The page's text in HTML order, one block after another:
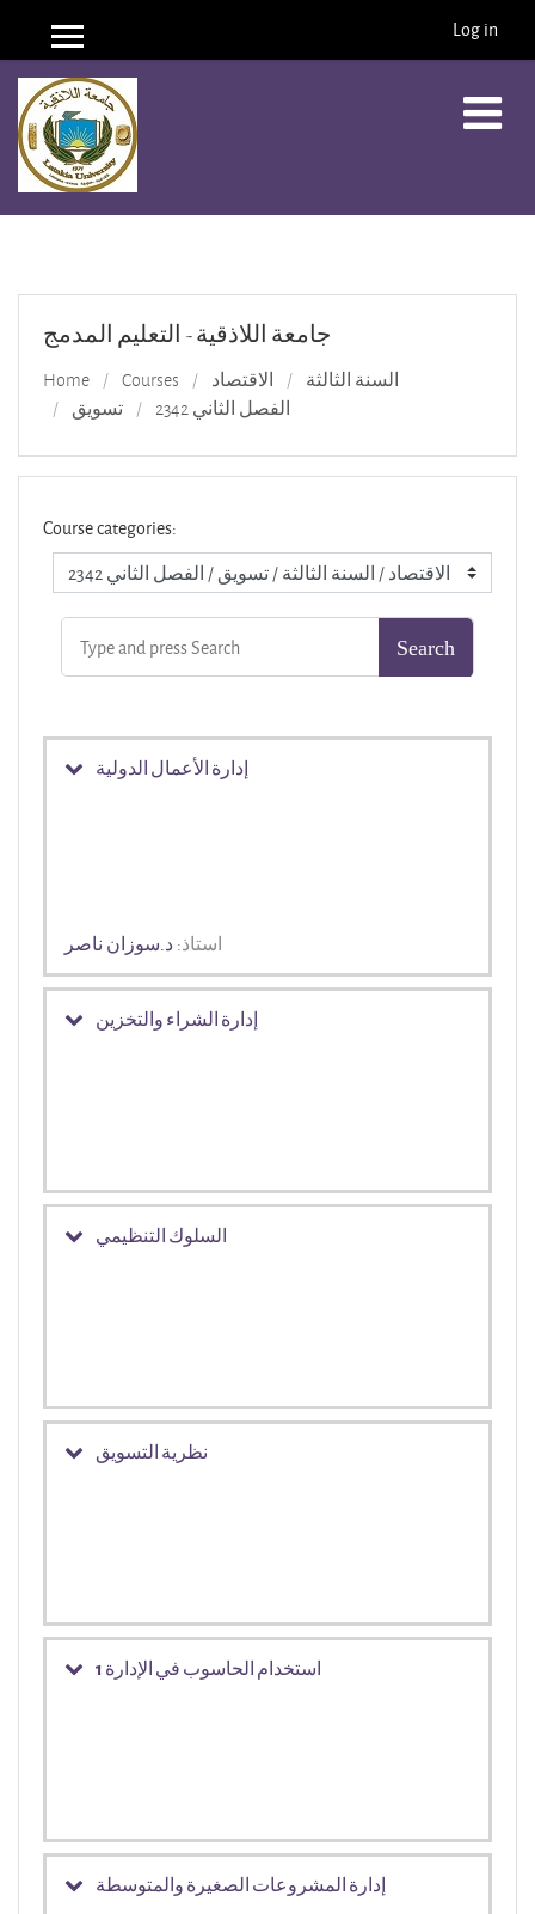
Skip to main content
Side panel Log in
جامعة اللاذقية - التعليم المدمج
Home Courses الاقتصاد
السنة الثالثة
تسويق
الفصل الثاني 2342
Course categories:
إدارة الأعمال الدولية
استاذ: د.سوزان ناصر
إدارة الشراء والتخزين
السلوك التنظيمي
نظرية التسويق
استخدام الحاسوب في الإدارة 1
إدارة المشروعات الصغيرة والمتوسطة